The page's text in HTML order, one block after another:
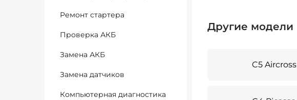
Ремонт стартера
Проверка АКБ
Замена АКБ
Замена датчиков
Компьютерная диагностика
Другие модели
C5 Aircross